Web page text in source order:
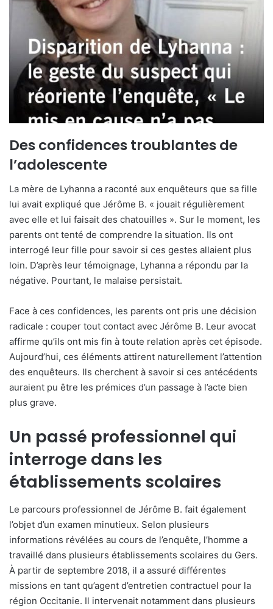
Des confidences troublantes de
l’adolescente
La mère de Lyhanna a raconté aux enquêteurs que sa fille
lui avait expliqué que Jérôme B. « jouait régulièrement
avec elle et lui faisait des chatouilles ». Sur le moment, les
parents ont tenté de comprendre la situation. Ils ont
interrogé leur fille pour savoir si ces gestes allaient plus
loin. D’après leur témoignage, Lyhanna a répondu par la
négative. Pourtant, le malaise persistait.
Face à ces confidences, les parents ont pris une décision
radicale : couper tout contact avec Jérôme B. Leur avocat
affirme qu’ils ont mis fin à toute relation après cet épisode.
Aujourd’hui, ces éléments attirent naturellement l’attention
des enquêteurs. Ils cherchent à savoir si ces antécédents
auraient pu être les prémices d’un passage à l’acte bien
plus grave.
Un passé professionnel qui
interroge dans les
établissements scolaires
Le parcours professionnel de Jérôme B. fait également
l’objet d’un examen minutieux. Selon plusieurs
informations révélées au cours de l’enquête, l’homme a
travaillé dans plusieurs établissements scolaires du Gers.
À partir de septembre 2018, il a assuré différentes
missions en tant qu’agent d’entretien contractuel pour la
région Occitanie. Il intervenait notamment dans plusieurs